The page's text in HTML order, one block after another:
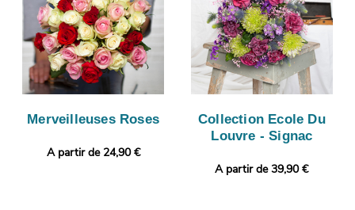
Merveilleuses Roses
A partir de 24,90 €
Collection Ecole Du
Louvre - Signac
A partir de 39,90 €